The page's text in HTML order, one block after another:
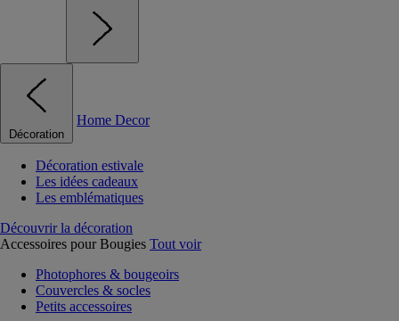
Décoration
Home Decor
Décoration estivale
Les idées cadeaux
Les emblématiques
Découvrir la décoration
Accessoires pour Bougies Tout voir
Photophores & bougeoirs
Couvercles & socles
Petits accessoires